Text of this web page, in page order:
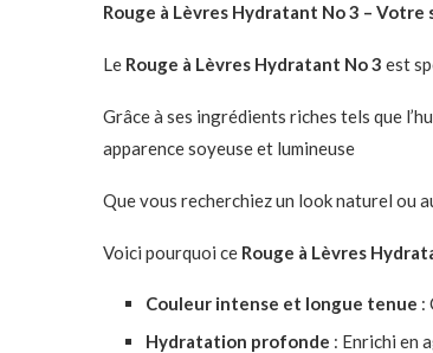
Rouge à Lèvres Hydratant No 3 –
Le Rouge à Lèvres Hydratant No 3 est
Grâce à ses ingrédients riches tels que
apparence soyeuse et lumineuse
Que vous recherchiez un look naturel ou
Voici pourquoi ce Rouge à Lèvres
Couleur intense et longue tenue :
Hydratation profonde : Enrichi en